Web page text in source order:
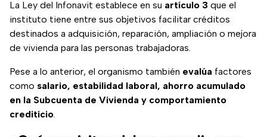
La Ley del Infonavit establece en su artículo 3 que el
instituto tiene entre sus objetivos facilitar créditos
destinados a adquisición, reparación, ampliación o mejora
de vivienda para las personas trabajadoras.
Pese a lo anterior, el organismo también evalúa factores
como salario, estabilidad laboral, ahorro acumulado
en la Subcuenta de Vivienda y comportamiento
crediticio.